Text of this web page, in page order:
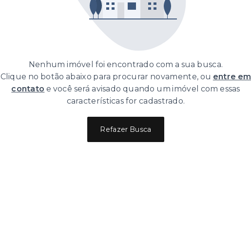
Nenhum imóvel foi encontrado com a sua busca.
Clique no botão abaixo para procurar novamente, ou entre em
contato e você será avisado quando um imóvel com essas
características for cadastrado.
Refazer Busca